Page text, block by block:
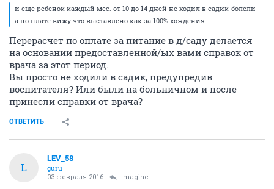
и еще ребенок каждый мес. от 10 до 14 дней не ходил в садик-болели
а по плате вижу что выставлено как за 100% хождения.
Перерасчет по оплате за питание в д/саду делается
на основании предоставленной/ых вами справок от
врача за этот период.
Вы просто не ходили в садик, предупредив
воспитателя? Или были на больничном и после
принесли справки от врача?
ОТВЕТИТЬ
L
LEV_58
guru
03 февраля 2016 Imagine